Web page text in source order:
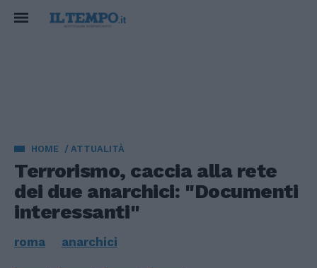
HOME ATTUALITÀ
Terrorismo, caccia alla rete
dei due anarchici: "Documenti
interessanti"
roma anarchici